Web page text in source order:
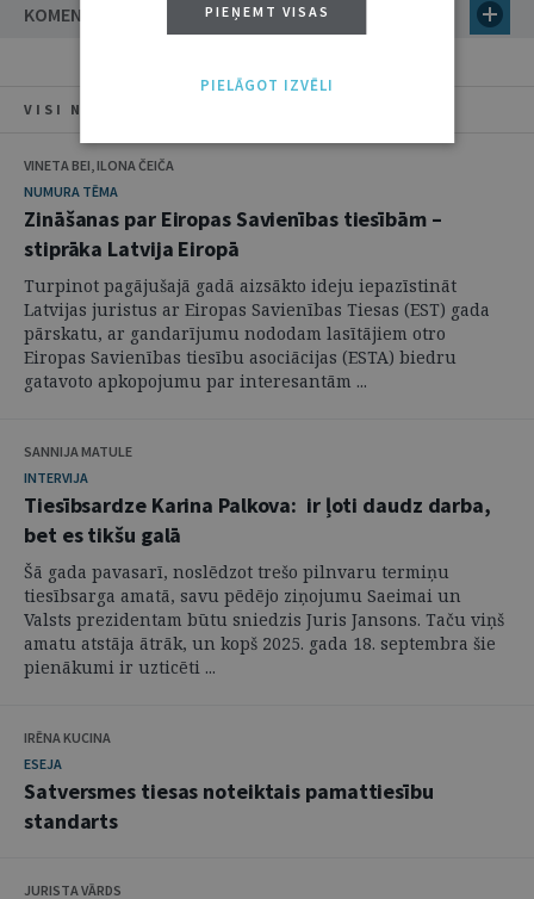
KOMENTĀRI
VISI NUMURA RAKSTI
VINETA BEI, ILONA ČEIČA
NUMURA TĒMA
Zināšanas par Eiropas Savienības tiesībām –
stiprāka Latvija Eiropā
Turpinot pagājušajā gadā aizsākto ideju iepazīstināt
Latvijas juristus ar Eiropas Savienības Tiesas (EST) gada
pārskatu, ar gandarījumu nododam lasītājiem otro
Eiropas Savienības tiesību asociācijas (ESTA) biedru
gatavoto apkopojumu par interesantām ...
SANNIJA MATULE
INTERVIJA
Tiesībsardze Karina Palkova: ir ļoti daudz darba,
bet es tikšu galā
Šā gada pavasarī, noslēdzot trešo pilnvaru termiņu
tiesībsarga amatā, savu pēdējo ziņojumu Saeimai un
Valsts prezidentam būtu sniedzis Juris Jansons. Taču viņš
amatu atstāja ātrāk, un kopš 2025. gada 18. septembra šie
pienākumi ir uzticēti ...
IRĒNA KUCINA
ESEJA
Satversmes tiesas noteiktais pamattiesību
standarts
JURISTA VĀRDS
PIEŅEMT VISAS
PIELĀGOT IZVĒLI